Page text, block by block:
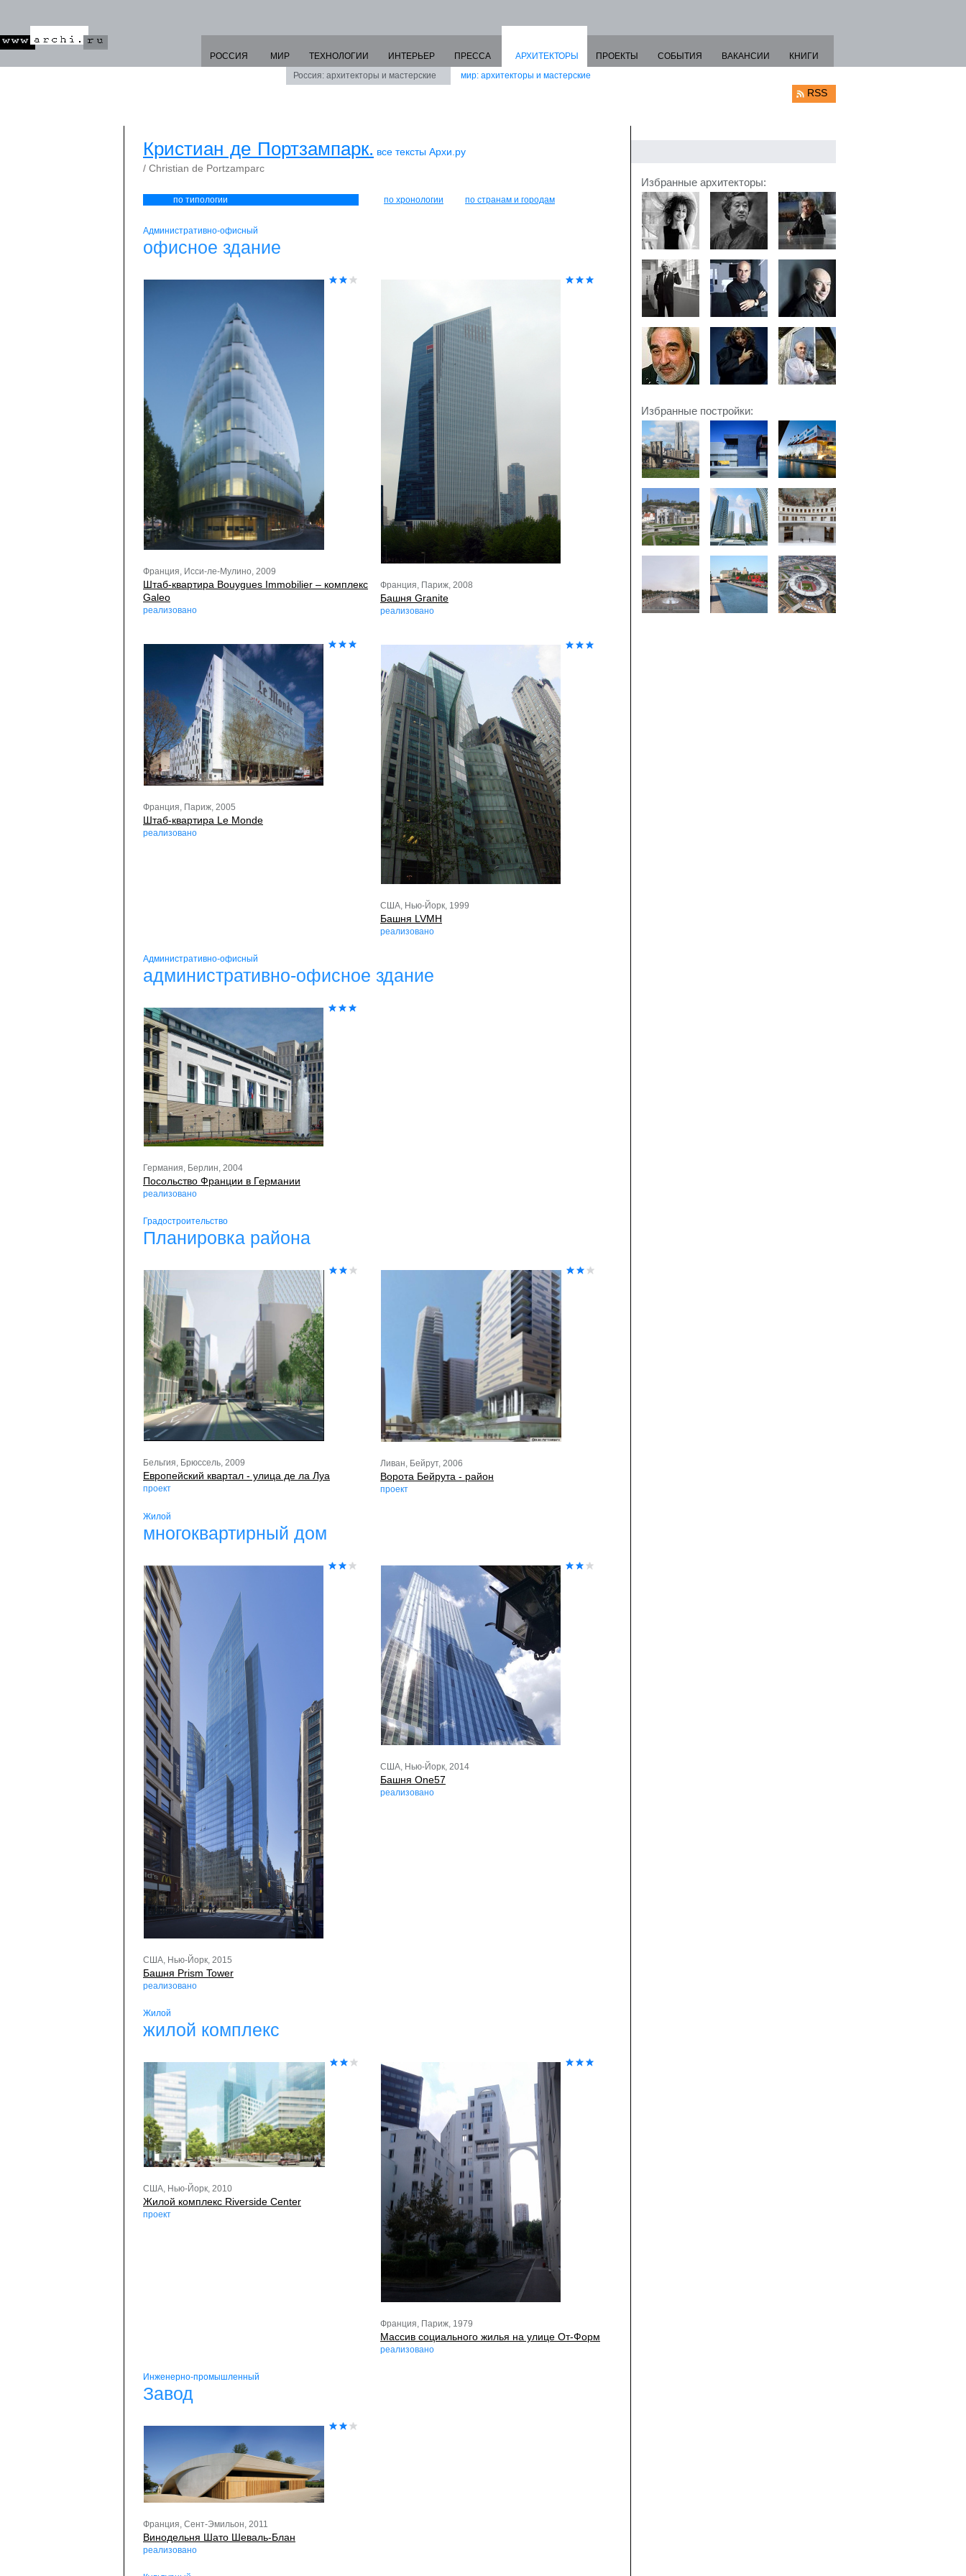
РОССИЯ МИР ТЕХНОЛОГИИ ИНТЕРЬЕР ПРЕССА
АРХИТЕКТОРЫ
Россия: архитекторы и мастерские
мир: архитекторы и мастерские
ПРОЕКТЫ СОБЫТИЯ ВАКАНСИИ КНИГИ
RSS
Кристиан де Портзампарк. все тексты Архи.ру
/ Christian de Portzamparc
по типологии по хронологии по странам и городам
Административно-офисный
офисное здание
Франция, Исси-ле-Мулино, 2009
Штаб-квартира Bouygues Immobilier – комплекс
Galeo
реализовано
Франция, Париж, 2008
Башня Granite
реализовано
Франция, Париж, 2005
Штаб-квартира Le Monde
реализовано
США, Нью-Йорк, 1999
Башня LVMH
реализовано
Административно-офисный
административно-офисное здание
Германия, Берлин, 2004
Посольство Франции в Германии
реализовано
Градостроительство
Планировка района
Бельгия, Брюссель, 2009
Европейский квартал - улица де ла Луа
проект
Ливан, Бейрут, 2006
Ворота Бейрута - район
проект
Жилой
многоквартирный дом
США, Нью-Йорк, 2015
Башня Prism Tower
реализовано
США, Нью-Йорк, 2014
Башня One57
реализовано
Жилой
жилой комплекс
США, Нью-Йорк, 2010
Жилой комплекс Riverside Center
проект
Франция, Париж, 1979
Массив социального жилья на улице От-Форм
реализовано
Инженерно-промышленный
Завод
Франция, Сент-Эмильон, 2011
Винодельня Шато Шеваль-Блан
реализовано
Избранные архитекторы:
Избранные постройки: